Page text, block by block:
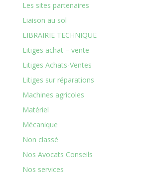
Les sites partenaires
Liaison au sol
LIBRAIRIE TECHNIQUE
Litiges achat – vente
Litiges Achats-Ventes
Litiges sur réparations
Machines agricoles
Matériel
Mécanique
Non classé
Nos Avocats Conseils
Nos services